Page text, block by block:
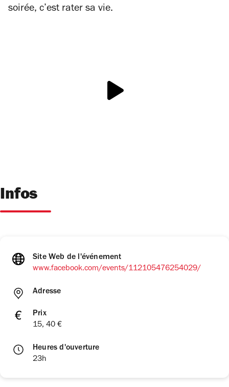
soirée, c’est rater sa vie.
Infos
Site Web de l'événement
www.facebook.com/events/112105476254029/
Adresse
Prix
15, 40 €
Heures d'ouverture
23h